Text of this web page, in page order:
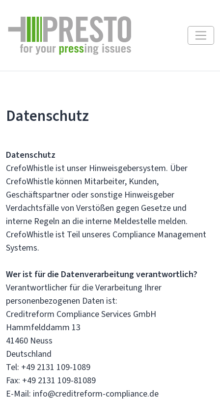
Datenschutz
Datenschutz
CrefoWhistle ist unser Hinweisgebersystem. Über
CrefoWhistle können Mitarbeiter, Kunden,
Geschäftspartner oder sonstige Hinweisgeber
Verdachtsfälle von Verstößen gegen Gesetze und
interne Regeln an die interne Meldestelle melden.
CrefoWhistle ist Teil unseres Compliance Management
Systems.
Wer ist für die Datenverarbeitung verantwortlich?
Verantwortlicher für die Verarbeitung Ihrer
personenbezogenen Daten ist:
Creditreform Compliance Services GmbH
Hammfelddamm 13
41460 Neuss
Deutschland
Tel: +49 2131 109-1089
Fax: +49 2131 109-81089
E-Mail: info@creditreform-compliance.de